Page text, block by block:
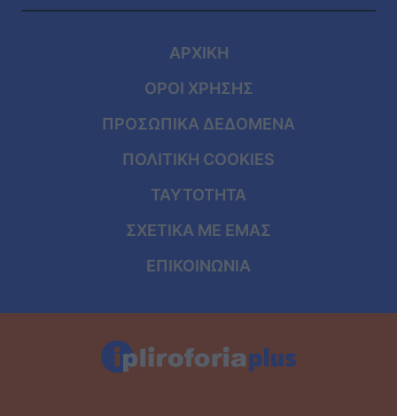
ΑΡΧΙΚΗ
ΟΡΟΙ ΧΡΗΣΗΣ
ΠΡΟΣΩΠΙΚΑ ΔΕΔΟΜΕΝΑ
ΠΟΛΙΤΙΚΗ COOKIES
ΤΑΥΤΟΤΗΤΑ
ΣΧΕΤΙΚΑ ΜΕ ΕΜΑΣ
ΕΠΙΚΟΙΝΩΝΙΑ